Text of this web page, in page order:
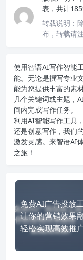
表，共计
转载说明：
布，转载请
使用智语AI写作智能
能。无论是撰写专业
能为您提供丰富的素
几个关键词或主题，
间内完成写作任务。
利用AI智能写作工具
还是创意写作，我们
激发灵感。来智语AI
之旅！
免费AI广告投放
让你的营销效果
轻松实现高效推